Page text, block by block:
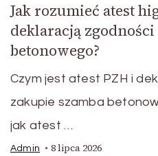
Jak rozumieć atest
deklaracją
betonowego?
Czym jest atest PZH i
zakupie szamba
jak atest …
Admin 8 lipca 2026